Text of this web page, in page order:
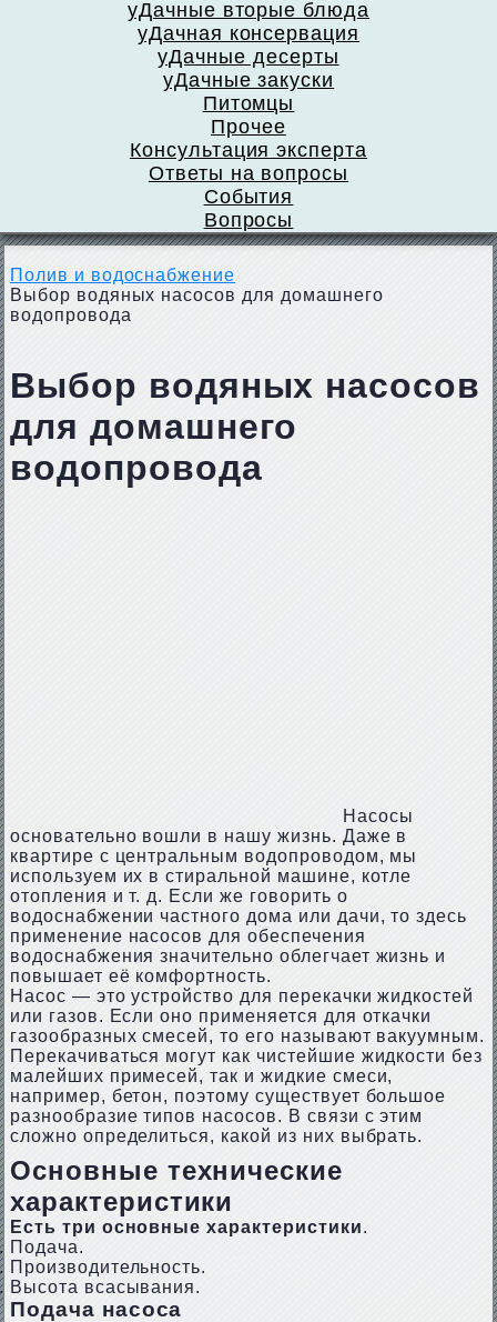
уДачные вторые блюда
уДачная консервация
уДачные десерты
уДачные закуски
Питомцы
Прочее
Консультация эксперта
Ответы на вопросы
События
Вопросы
Полив и водоснабжение
Выбор водяных насосов для домашнего
водопровода
Выбор водяных насосов
для домашнего
водопровода
Насосы
основательно вошли в нашу жизнь. Даже в
квартире с центральным водопроводом, мы
используем их в стиральной машине, котле
отопления и т. д. Если же говорить о
водоснабжении частного дома или дачи, то здесь
применение насосов для обеспечения
водоснабжения значительно облегчает жизнь и
повышает её комфортность.
Насос — это устройство для перекачки жидкостей
или газов. Если оно применяется для откачки
газообразных смесей, то его называют вакуумным.
Перекачиваться могут как чистейшие жидкости без
малейших примесей, так и жидкие смеси,
например, бетон, поэтому существует большое
разнообразие типов насосов. В связи с этим
сложно определиться, какой из них выбрать.
Основные технические
характеристики
Есть три основные характеристики.
Подача.
Производительность.
Высота всасывания.
Подача насоса